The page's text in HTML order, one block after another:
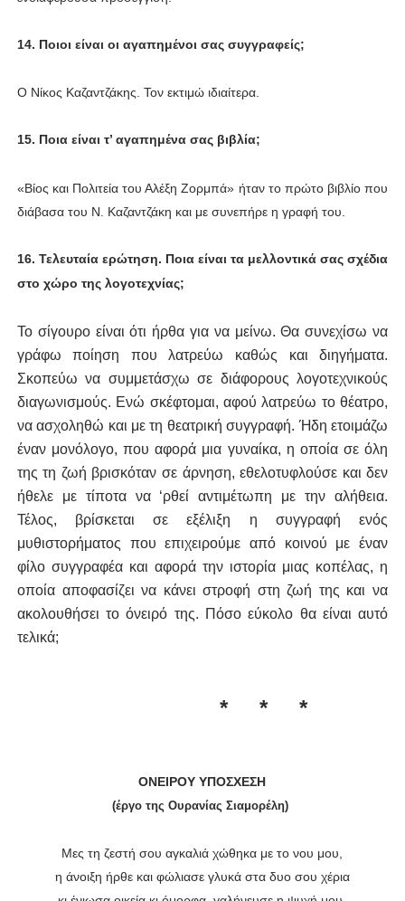
14. Ποιοι είναι οι αγαπημένοι σας συγγραφείς;
Ο Νίκος Καζαντζάκης. Τον εκτιμώ ιδιαίτερα.
15. Ποια είναι τ’ αγαπημένα σας βιβλία;
«Βίος και Πολιτεία του Αλέξη Ζορμπά» ήταν το πρώτο βιβλίο που
διάβασα του Ν. Καζαντζάκη και με συνεπήρε η γραφή του.
16. Τελευταία ερώτηση. Ποια είναι τα μελλοντικά σας σχέδια
στο χώρο της λογοτεχνίας;
Το σίγουρο είναι ότι ήρθα για να μείνω. Θα συνεχίσω να
γράφω ποίηση που λατρεύω καθώς και διηγήματα.
Σκοπεύω να συμμετάσχω σε διάφορους λογοτεχνικούς
διαγωνισμούς. Ενώ σκέφτομαι, αφού λατρεύω το θέατρο,
να ασχοληθώ και με τη θεατρική συγγραφή. Ήδη ετοιμάζω
έναν μονόλογο, που αφορά μια γυναίκα, η οποία σε όλη
της τη ζωή βρισκόταν σε άρνηση, εθελοτυφλούσε και δεν
ήθελε με τίποτα να ‘ρθεί αντιμέτωπη με την αλήθεια.
Τέλος, βρίσκεται σε εξέλιξη η συγγραφή ενός
μυθιστορήματος που επιχειρούμε από κοινού με έναν
φίλο συγγραφέα και αφορά την ιστορία μιας κοπέλας, η
οποία αποφασίζει να κάνει στροφή στη ζωή της και να
ακολουθήσει το όνειρό της. Πόσο εύκολο θα είναι αυτό
τελικά;
* * *
ΟΝΕΙΡΟΥ ΥΠΟΣΧΕΣΗ
(έργο της Ουρανίας Σιαμορέλη)
Μες τη ζεστή σου αγκαλιά χώθηκα με το νου μου,
η άνοιξη ήρθε και φώλιασε γλυκά στα δυο σου χέρια